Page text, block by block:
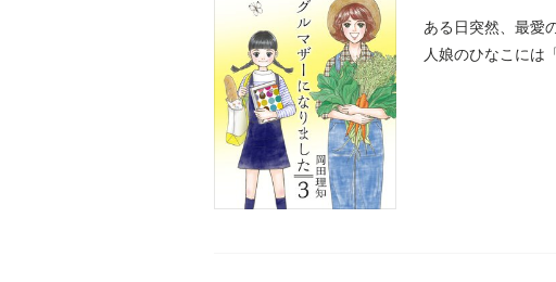
ある日突然、最愛
人娘のひなこには